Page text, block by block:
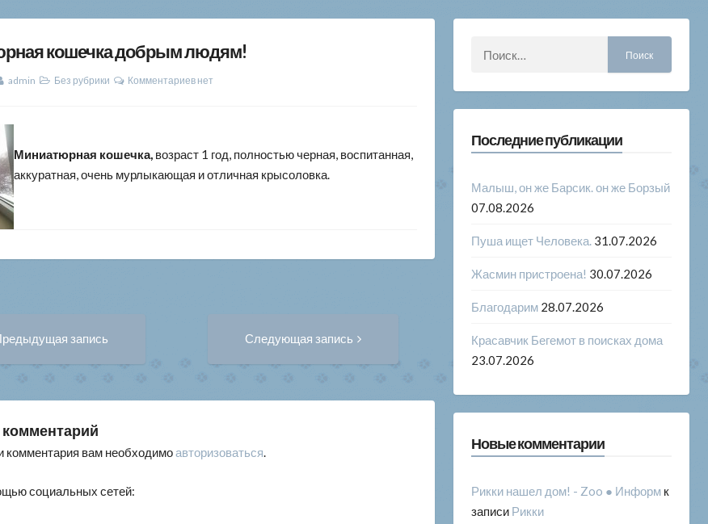
кошечка добрым людям!
admin Без рубрики Комментариев нет
Миниатюрная кошечка, возраст 1 год, полностью черная, воспитанная,
аккуратная, очень мурлыкающая и отличная крысоловка.
запись Следующая запись
комментария вам необходимоавторизоваться.
социальных сетей:
Последние публикации
Малыш, он же Барсик. он же Борзый
07.08.2026
Пуша ищет Человека. 31.07.2026
Жасмин пристроена! 30.07.2026
Благодарим 28.07.2026
Красавчик Бегемот в поисках дома
23.07.2026
Новые комментарии
Рикки нашел дом! - Zoo ● Информ к
записи Рикки